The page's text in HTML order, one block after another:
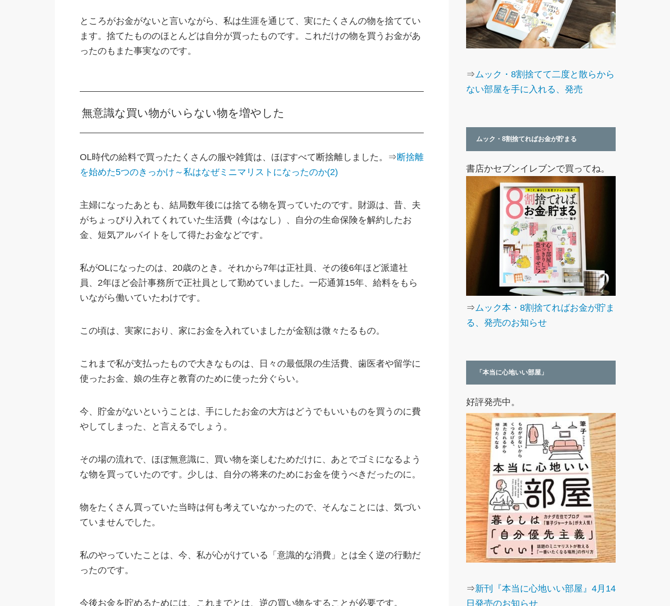
ところがお金がないと言いながら、私は生涯を通じて、実にたくさんの物を捨ててい
ます。捨てたもののほとんどは自分が買ったものです。これだけの物を買うお金があ
ったのもまた事実なのです。
無意識な買い物がいらない物を増やした
OL時代の給料で買ったたくさんの服や雑貨は、ほぼすべて断捨離しました。⇒断捨離
を始めた5つのきっかけ～私はなぜミニマリストになったのか(2)
主婦になったあとも、結局数年後には捨てる物を買っていたのです。財源は、昔、夫
がちょっぴり入れてくれていた生活費（今はなし）、自分の生命保険を解約したお
金、短気アルバイトをして得たお金などです。
私がOLになったのは、20歳のとき。それから7年は正社員、その後6年ほど派遣社
員、2年ほど会計事務所で正社員として勤めていました。一応通算15年、給料をもら
いながら働いていたわけです。
この頃は、実家におり、家にお金を入れていましたが金額は微々たるもの。
これまで私が支払ったもので大きなものは、日々の最低限の生活費、歯医者や留学に
使ったお金、娘の生存と教育のために使った分ぐらい。
今、貯金がないということは、手にしたお金の大方はどうでもいいものを買うのに費
やしてしまった、と言えるでしょう。
その場の流れで、ほぼ無意識に、買い物を楽しむためだけに、あとでゴミになるよう
な物を買っていたのです。少しは、自分の将来のためにお金を使うべきだったのに。
物をたくさん買っていた当時は何も考えていなかったので、そんなことには、気づい
ていませんでした。
私のやっていたことは、今、私が心がけている「意識的な消費」とは全く逆の行動だ
ったのです。
今後お金を貯めるためには、これまでとは、逆の買い物をすることが必要です。
⇒ムック・8割捨てて二度と散らから
ない部屋を手に入れる、発売
ムック・8割捨てればお金が貯まる
書店かセブンイレブンで買ってね。
⇒ムック本・8割捨てればお金が貯ま
る、発売のお知らせ
「本当に心地いい部屋」
好評発売中。
⇒新刊『本当に心地いい部屋』4月14
日発売のお知らせ